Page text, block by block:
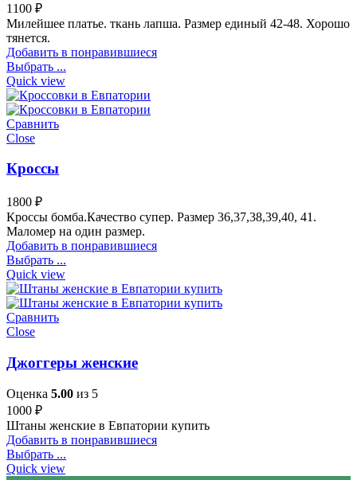
1100 ₽
Милейшее платье. ткань лапша. Размер единый 42-48. Хорошо
тянется.
Добавить в понравившиеся
Выбрать ...
Quick view
Сравнить
Close
Кроссы
1800 ₽
Кроссы бомба.Качество супер. Размер 36,37,38,39,40, 41.
Маломер на один размер.
Добавить в понравившиеся
Выбрать ...
Quick view
Сравнить
Close
Джоггеры женские
Оценка 5.00 из 5
1000 ₽
Штаны женские в Евпатории купить
Добавить в понравившиеся
Выбрать ...
Quick view